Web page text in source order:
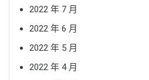
2022 年 7 月
2022 年 6 月
2022 年 5 月
2022 年 4 月